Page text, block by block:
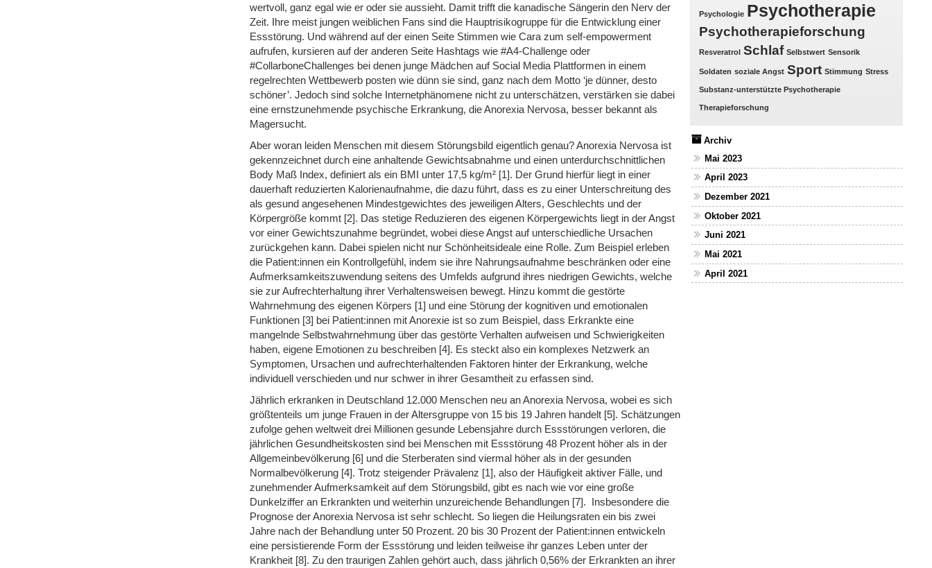
wertvoll, ganz egal wie er oder sie aussieht. Damit trifft die kanadische Sängerin den Nerv der
Zeit. Ihre meist jungen weiblichen Fans sind die Hauptrisikogruppe für die Entwicklung einer
Essstörung. Und während auf der einen Seite Stimmen wie Cara zum self-empowerment
aufrufen, kursieren auf der anderen Seite Hashtags wie #A4-Challenge oder
#CollarboneChallenges bei denen junge Mädchen auf Social Media Plattformen in einem
regelrechten Wettbewerb posten wie dünn sie sind, ganz nach dem Motto ‘je dünner, desto
schöner’. Jedoch sind solche Internetphänomene nicht zu unterschätzen, verstärken sie dabei
eine ernstzunehmende psychische Erkrankung, die Anorexia Nervosa, besser bekannt als
Magersucht.
Aber woran leiden Menschen mit diesem Störungsbild eigentlich genau? Anorexia Nervosa ist
gekennzeichnet durch eine anhaltende Gewichtsabnahme und einen unterdurchschnittlichen
Body Maß Index, definiert als ein BMI unter 17,5 kg/m² [1]. Der Grund hierfür liegt in einer
dauerhaft reduzierten Kalorienaufnahme, die dazu führt, dass es zu einer Unterschreitung des
als gesund angesehenen Mindestgewichtes des jeweiligen Alters, Geschlechts und der
Körpergröße kommt [2]. Das stetige Reduzieren des eigenen Körpergewichts liegt in der Angst
vor einer Gewichtszunahme begründet, wobei diese Angst auf unterschiedliche Ursachen
zurückgehen kann. Dabei spielen nicht nur Schönheitsideale eine Rolle. Zum Beispiel erleben
die Patient:innen ein Kontrollgefühl, indem sie ihre Nahrungsaufnahme beschränken oder eine
Aufmerksamkeitszuwendung seitens des Umfelds aufgrund ihres niedrigen Gewichts, welche
sie zur Aufrechterhaltung ihrer Verhaltensweisen bewegt. Hinzu kommt die gestörte
Wahrnehmung des eigenen Körpers [1] und eine Störung der kognitiven und emotionalen
Funktionen [3] bei Patient:innen mit Anorexie ist so zum Beispiel, dass Erkrankte eine
mangelnde Selbstwahrnehmung über das gestörte Verhalten aufweisen und Schwierigkeiten
haben, eigene Emotionen zu beschreiben [4]. Es steckt also ein komplexes Netzwerk an
Symptomen, Ursachen und aufrechterhaltenden Faktoren hinter der Erkrankung, welche
individuell verschieden und nur schwer in ihrer Gesamtheit zu erfassen sind.
Jährlich erkranken in Deutschland 12.000 Menschen neu an Anorexia Nervosa, wobei es sich
größtenteils um junge Frauen in der Altersgruppe von 15 bis 19 Jahren handelt [5]. Schätzungen
zufolge gehen weltweit drei Millionen gesunde Lebensjahre durch Essstörungen verloren, die
jährlichen Gesundheitskosten sind bei Menschen mit Essstörung 48 Prozent höher als in der
Allgemeinbevölkerung [6] und die Sterberaten sind viermal höher als in der gesunden
Normalbevölkerung [4]. Trotz steigender Prävalenz [1], also der Häufigkeit aktiver Fälle, und
zunehmender Aufmerksamkeit auf dem Störungsbild, gibt es nach wie vor eine große
Dunkelziffer an Erkrankten und weiterhin unzureichende Behandlungen [7]. Insbesondere die
Prognose der Anorexia Nervosa ist sehr schlecht. So liegen die Heilungsraten ein bis zwei
Jahre nach der Behandlung unter 50 Prozent. 20 bis 30 Prozent der Patient:innen entwickeln
eine persistierende Form der Essstörung und leiden teilweise ihr ganzes Leben unter der
Krankheit [8]. Zu den traurigen Zahlen gehört auch, dass jährlich 0,56% der Erkrankten an ihrer
Psychologie Psychotherapie
Psychotherapieforschung
Resveratrol Schlaf Selbstwert Sensorik
Soldaten soziale Angst Sport Stimmung Stress
Substanz-unterstützte Psychotherapie
Therapieforschung
Archiv
Mai 2023
April 2023
Dezember 2021
Oktober 2021
Juni 2021
Mai 2021
April 2021